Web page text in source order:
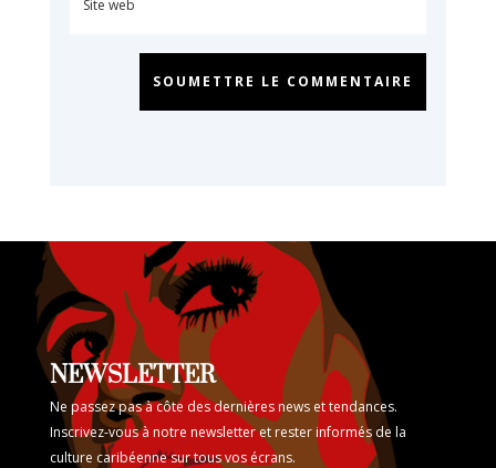
SOUMETTRE LE COMMENTAIRE
NEWSLETTER
Ne passez pas à côte des dernières news et tendances.
Inscrivez-vous à notre newsletter et rester informés de la
culture caribéenne sur tous vos écrans.